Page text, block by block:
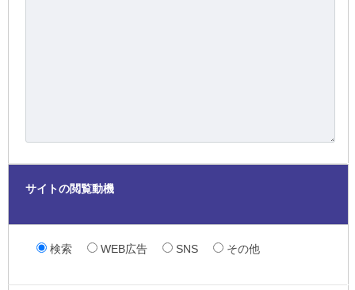
サイトの閲覧動機
検索 WEB広告 SNS その他